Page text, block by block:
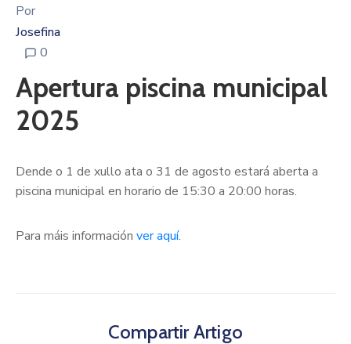
Por
Josefina
0
Apertura piscina municipal
2025
Dende o 1 de xullo ata o 31 de agosto estará aberta a
piscina municipal en horario de 15:30 a 20:00 horas.
Para máis información ver aquí.
Compartir Artigo